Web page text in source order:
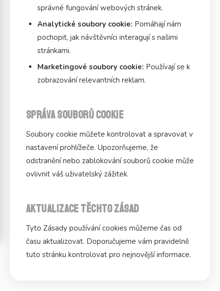
správné fungování webových stránek.
Analytické soubory cookie: Pomáhají nám
pochopit, jak návštěvníci interagují s našimi
stránkami.
Marketingové soubory cookie: Používají se k
zobrazování relevantních reklam.
Správa souborů cookie
Soubory cookie můžete kontrolovat a spravovat v
nastavení prohlížeče. Upozorňujeme, že
odstranění nebo zablokování souborů cookie může
ovlivnit váš uživatelský zážitek.
Aktualizace těchto zásad
Tyto Zásady používání cookies můžeme čas od
času aktualizovat. Doporučujeme vám pravidelně
tuto stránku kontrolovat pro nejnovější informace.